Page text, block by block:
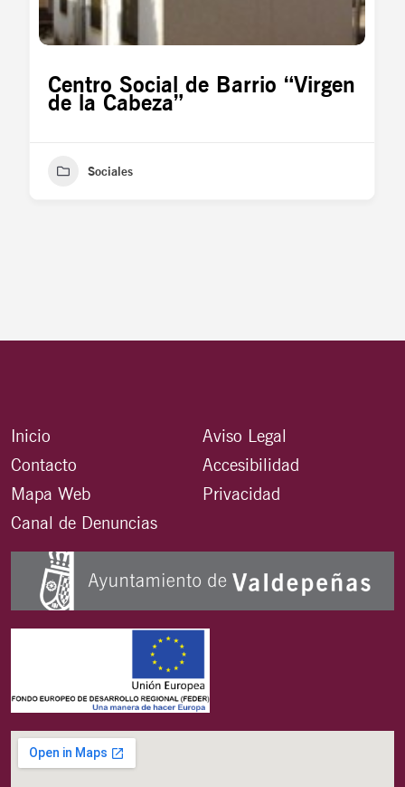
Centro Social de Barrio “Virgen
de la Cabeza”
Sociales
Inicio
Contacto
Mapa Web
Canal de Denuncias
Aviso Legal
Accesibilidad
Privacidad